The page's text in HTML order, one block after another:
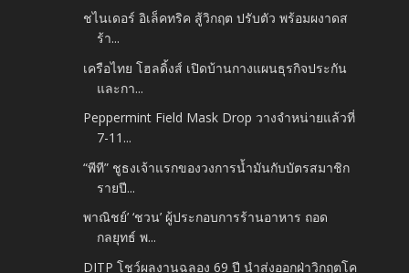
ชไนเดอร์ อิเล็คทริค สู้วิกฤต ปรับตัว พร้อมผงาดส
ร้า...
เครือไทย โฮลดิ้งส์ เปิดบ้านกางแผนธุรกิจประกัน
และกา...
Peppermint Field Mask Drop วางจำหน่ายแล้วที่
7-11...
“พีที” ชูธงเจ้าแรกของวงการน้ำมันกับบัตรสมาชิก
รายปี...
พาณิชย์’ ‘ชวน’ ผู้ประกอบการร้านอาหาร ถอด
กลยุทธ์ พ...
DITP โชว์ผลงานฉลอง 69 ปี นำส่งออกฝ่าวิกฤตโค